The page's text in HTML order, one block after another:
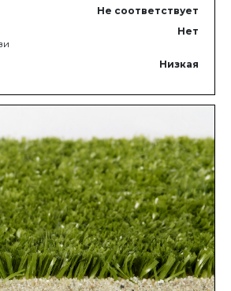
Не соответствует
Нет
Низкая